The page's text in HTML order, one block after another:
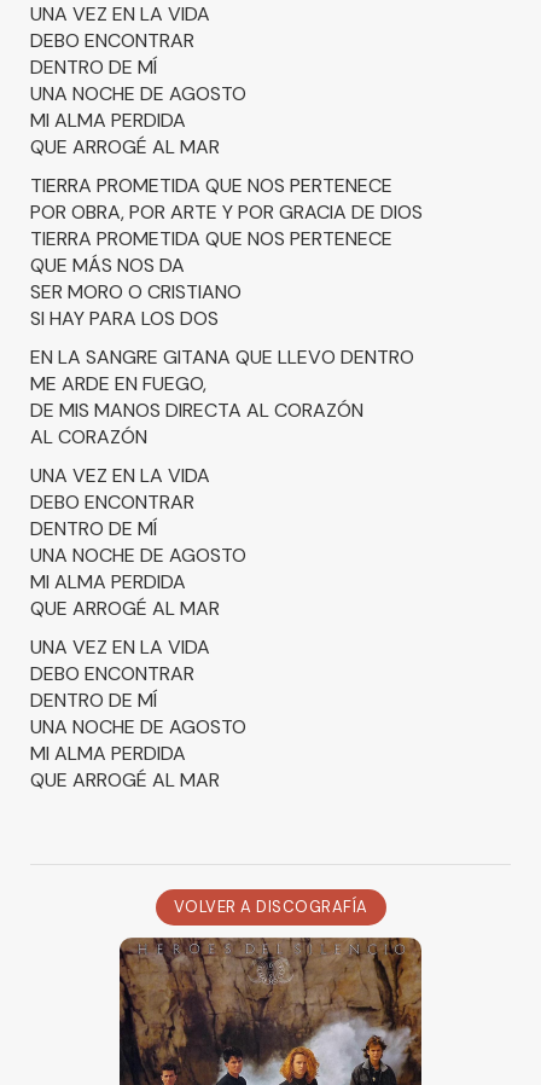
UNA VEZ EN LA VIDA
DEBO ENCONTRAR
DENTRO DE MÍ
UNA NOCHE DE AGOSTO
MI ALMA PERDIDA
QUE ARROGÉ AL MAR
TIERRA PROMETIDA QUE NOS PERTENECE
POR OBRA, POR ARTE Y POR GRACIA DE DIOS
TIERRA PROMETIDA QUE NOS PERTENECE
QUE MÁS NOS DA
SER MORO O CRISTIANO
SI HAY PARA LOS DOS
EN LA SANGRE GITANA QUE LLEVO DENTRO
ME ARDE EN FUEGO,
DE MIS MANOS DIRECTA AL CORAZÓN
AL CORAZÓN
UNA VEZ EN LA VIDA
DEBO ENCONTRAR
DENTRO DE MÍ
UNA NOCHE DE AGOSTO
MI ALMA PERDIDA
QUE ARROGÉ AL MAR
UNA VEZ EN LA VIDA
DEBO ENCONTRAR
DENTRO DE MÍ
UNA NOCHE DE AGOSTO
MI ALMA PERDIDA
QUE ARROGÉ AL MAR
VOLVER A DISCOGRAFÍA